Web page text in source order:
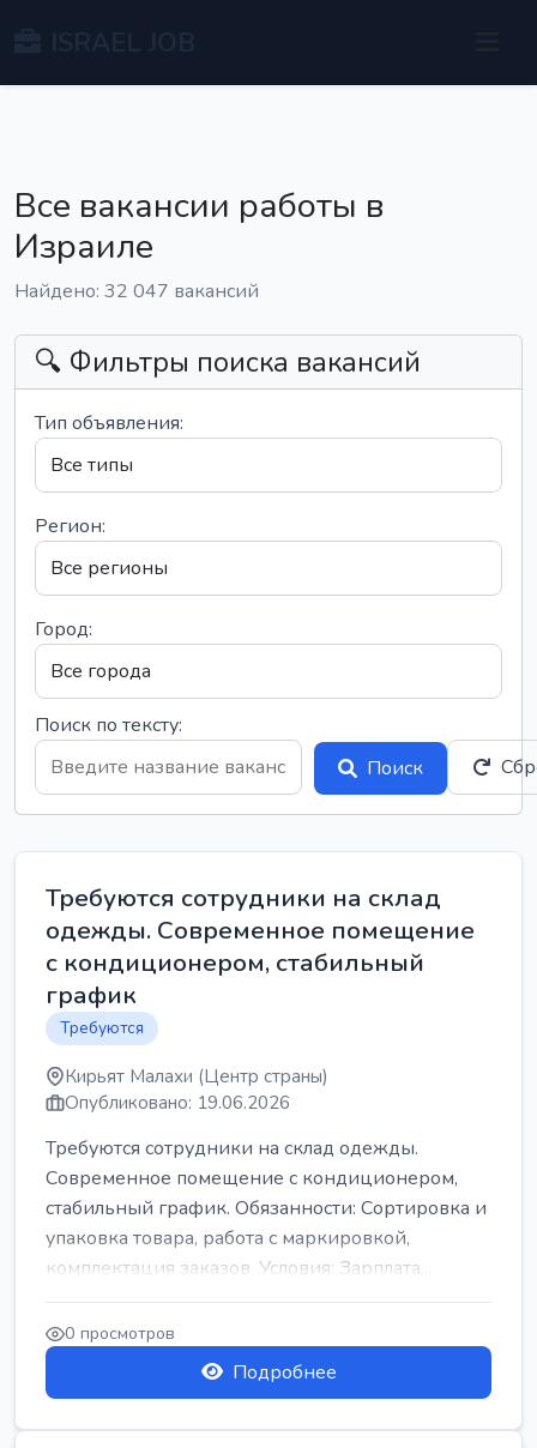
Все вакансии работы в
Израиле
Найдено: 32 047 вакансий
🔍 Фильтры поиска вакансий
Тип объявления:
Регион:
Город:
Поиск по тексту:
Поиск
Требуются сотрудники на склад
одежды. Современное помещение
с кондиционером, стабильный
график
Требуются
Кирьят Малахи (Центр страны)
Опубликовано: 19.06.2026
Требуются сотрудники на склад одежды.
Современное помещение с кондиционером,
стабильный график. Обязанности: Сортировка и
упаковка товара, работа с маркировкой,
комплектация заказов. Условия: Зарплата...
0 просмотров
Подробнее